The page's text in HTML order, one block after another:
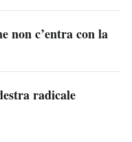
non c’entra con la
radicale